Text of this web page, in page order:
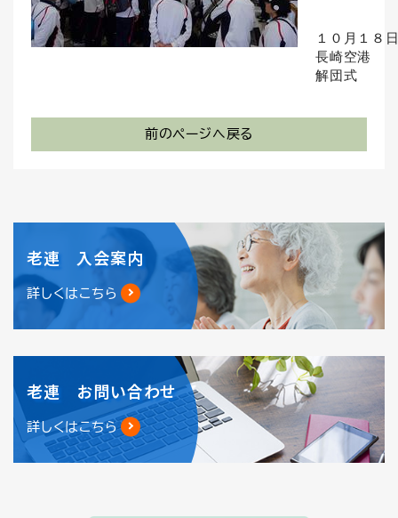
１０月１８
長崎空港
解団式
前のページへ戻る
老連 入会案内
詳しくはこちら
老連 お問い合わせ
詳しくはこちら